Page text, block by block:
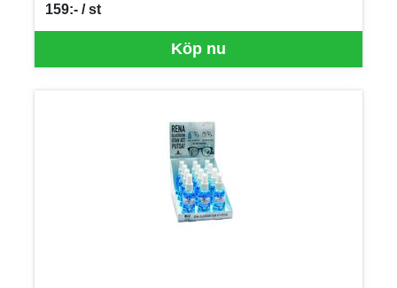
Köp nu
159:- / st
SEK per ST